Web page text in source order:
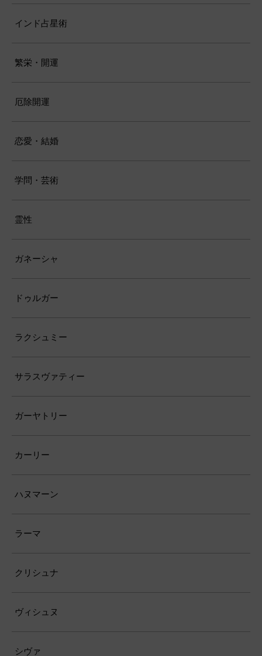
インド占星術
繁栄・開運
厄除開運
恋愛・結婚
学問・芸術
霊性
ガネーシャ
ドゥルガー
ラクシュミー
サラスヴァティー
ガーヤトリー
カーリー
ハヌマーン
ラーマ
クリシュナ
ヴィシュヌ
シヴァ